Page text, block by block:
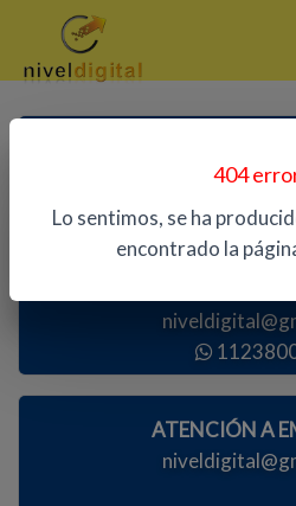
404
Lo sentimos, se ha
encontrado la
ATENCIÓN A